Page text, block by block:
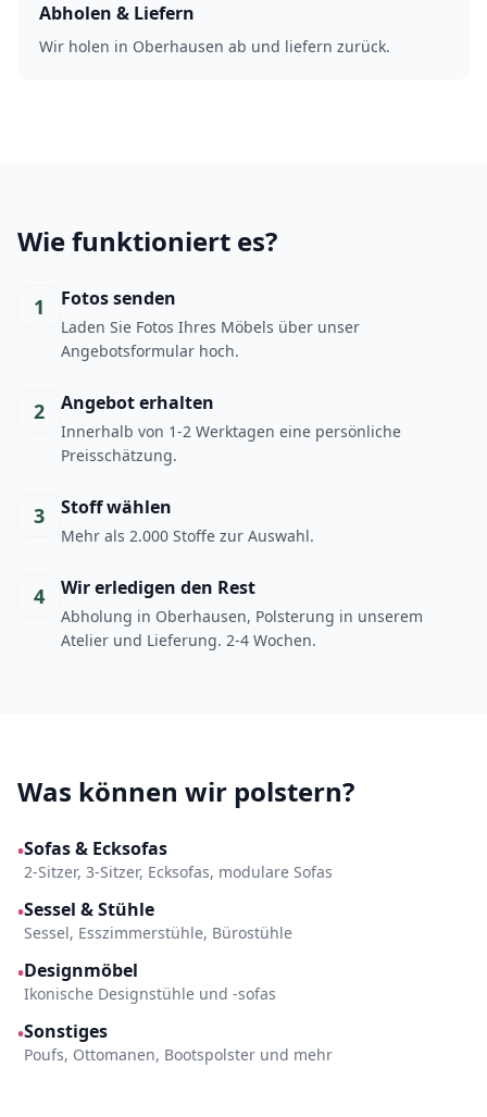
Abholen & Liefern
Wir holen in Oberhausen ab und liefern zurück.
Wie funktioniert es?
1 Fotos senden
Laden Sie Fotos Ihres Möbels über unser
Angebotsformular hoch.
2 Angebot erhalten
Innerhalb von 1-2 Werktagen eine persönliche
Preisschätzung.
3 Stoff wählen
Mehr als 2.000 Stoffe zur Auswahl.
4 Wir erledigen den Rest
Abholung in Oberhausen, Polsterung in unserem
Atelier und Lieferung. 2-4 Wochen.
Was können wir polstern?
•Sofas & Ecksofas
2-Sitzer, 3-Sitzer, Ecksofas, modulare Sofas
•Sessel & Stühle
Sessel, Esszimmerstühle, Bürostühle
•Designmöbel
Ikonische Designstühle und -sofas
•Sonstiges
Poufs, Ottomanen, Bootspolster und mehr